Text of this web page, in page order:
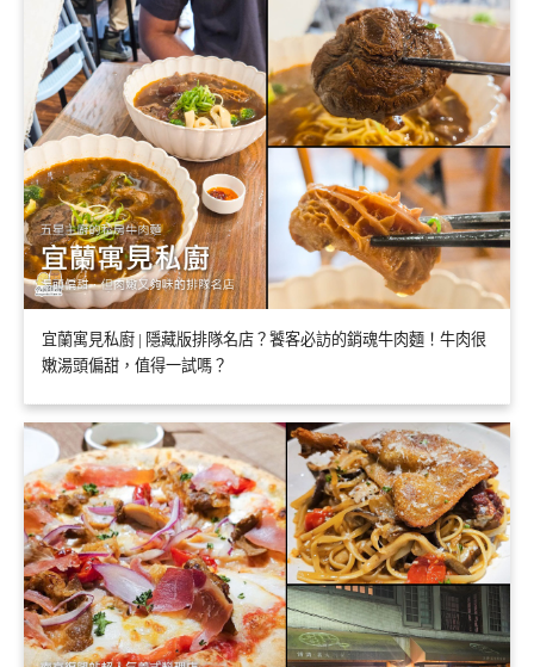
宜蘭寓見私廚 | 隱藏版排隊名店？饕客必訪的銷魂牛肉麵！牛肉很
嫩湯頭偏甜，值得一試嗎？